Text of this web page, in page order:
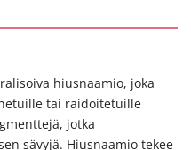
hiusnaamio, joka
tai raidoitetuille
jotka
sävyjä. Hiusnaamio tekee